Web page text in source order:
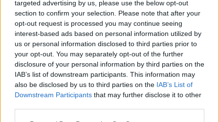
targeted advertising by us, please use the below opt-out
section to confirm your selection. Please note that after your
opt-out request is processed you may continue seeing
interest-based ads based on personal information utilized by
us or personal information disclosed to third parties prior to
your opt-out. You may separately opt-out of the further
disclosure of your personal information by third parties on the
IAB’s list of downstream participants. This information may
also be disclosed by us to third parties on the IAB’s List of
Downstream Participants that may further disclose it to other